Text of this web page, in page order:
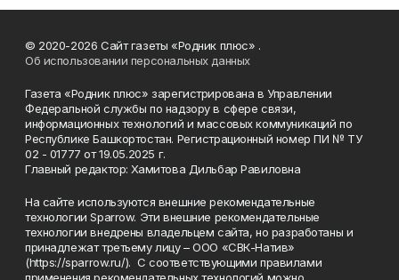
© 2020-2026 Сайт газеты «Родник плюс» .
Об использовании персональных данных
Газета «Родник плюс» зарегистрирована в Управлении
Федеральной службы по надзору в сфере связи,
информационных технологий и массовых коммуникаций по
Республике Башкортостан. Регистрационный номер ПИ № ТУ
02 - 01777 от 19.05.2025 г.
Главный редактор: Хамитова Дильбар Равиловна
На сайте используются внешние рекомендательные
технологии Sparrow. Эти внешние рекомендательные
технологии внедрены владельцем сайта, но разработаны и
принадлежат третьему лицу – ООО «СВК-Натив»
(https://sparrow.ru/). С соответствующими правилами